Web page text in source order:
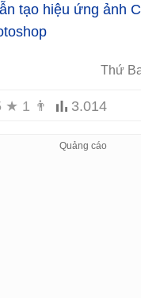
tạo hiệu ứng ảnh
Thứ
★ 1 👨 3.014